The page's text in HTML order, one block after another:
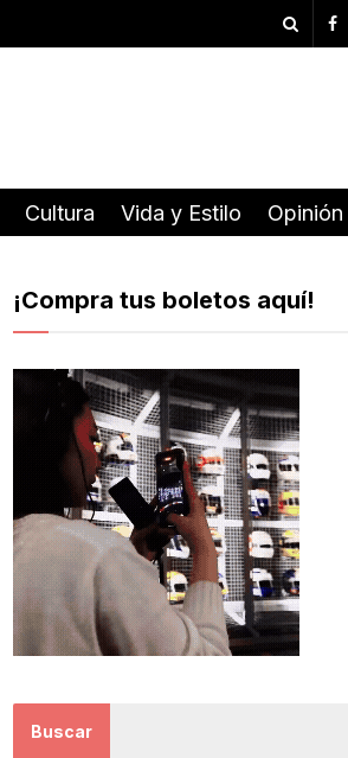
Cultura Vida y Estilo Opinión
¡Compra tus boletos aquí!
Buscar